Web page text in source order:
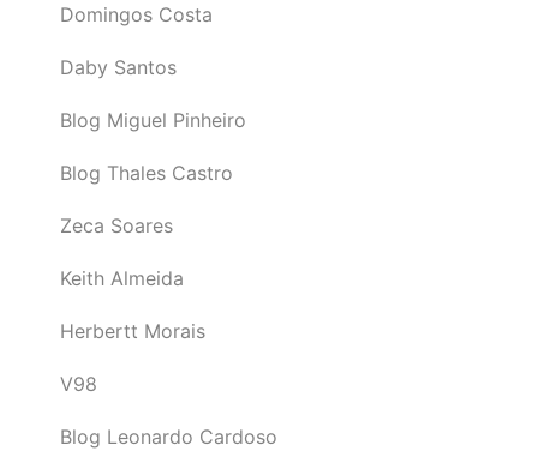
Domingos Costa
Daby Santos
Blog Miguel Pinheiro
Blog Thales Castro
Zeca Soares
Keith Almeida
Herbertt Morais
V98
Blog Leonardo Cardoso